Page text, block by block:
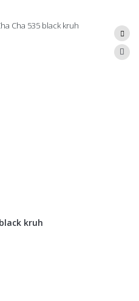
kruh